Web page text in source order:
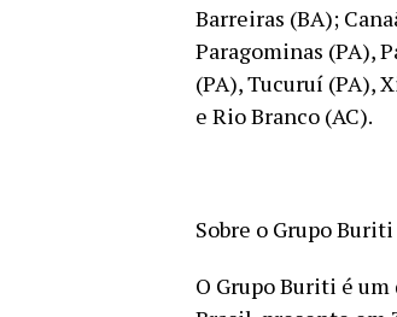
Barreiras (BA);
Paragominas (PA),
(PA), Tucuruí (PA),
e Rio Branco (AC).
Sobre o Grupo Buriti
O Grupo Buriti é